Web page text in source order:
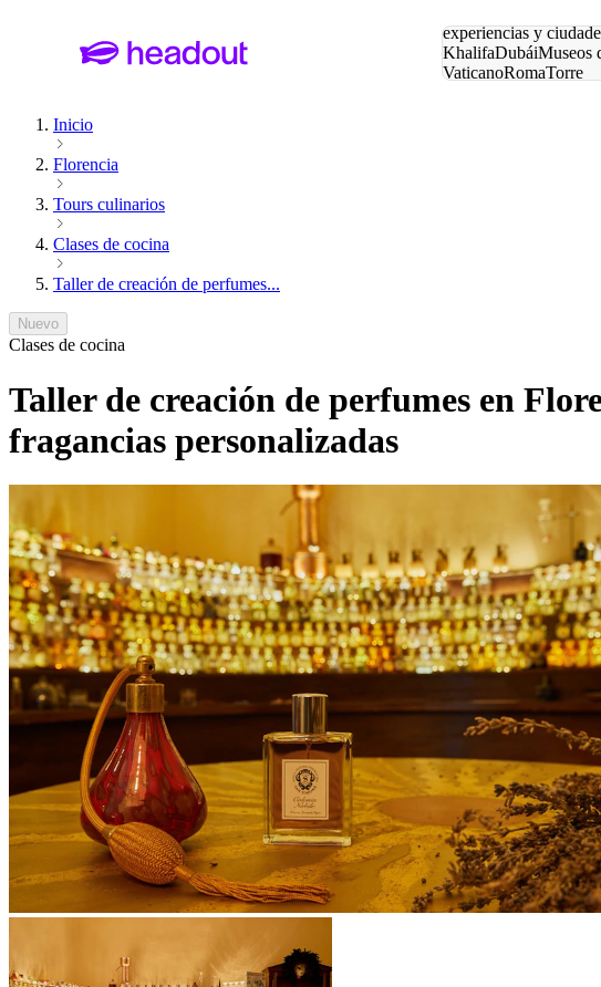
experiencias y
KhalifaDubáiMuseos
VaticanoRomaTorre
Inicio
Florencia
Tours culinarios
Clases de cocina
Taller de creación de perfumes...
Nuevo
Clases de cocina
Taller de creación de perfumes en
fragancias personalizadas